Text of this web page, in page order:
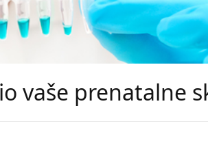
vaše prenatalne